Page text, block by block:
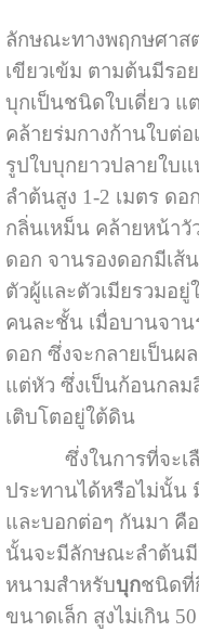
ลักษณะทางพฤกษศาส
เขียวเข้ม ตามต้นมีรอ
บุกเป็นชนิดใบเดี่ยว แ
คล้ายร่มกางก้านใบต่
รูปใบบุกยาวปลายใบ
ลำต้นสูง 1-2 เมตร ด
กลิ่นเหม็น คล้ายหน้าวั
ดอก จานรองดอกมีเส้
ตัวผู้และตัวเมียรวมอ
คนละชั้น เมื่อบานจาน
ดอก ซึ่งจะกลายเป็นผ
แต่หัว ซึ่งเป็นก้อนกล
เติบโตอยู่ใต้ดิน
ซึ่งในการที่จะเลื
ประทานได้หรือไม่นั้น
และบอกต่อๆ กันมา คื
นั้นจะมีลักษณะลำต้นมี
หนามสำหรับบุกชนิดที่
ขนาดเล็ก สูงไม่เกิน